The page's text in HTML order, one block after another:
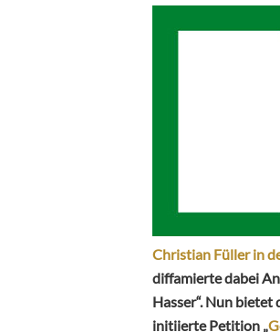
Christian Füller in
diffamierte dabei
Hasser“. Nun
initiierte Petition „